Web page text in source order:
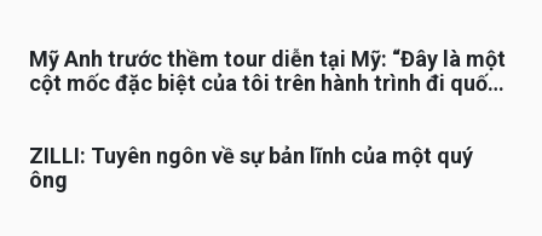
Mỹ Anh trước thềm tour diễn tại Mỹ: “Đây là một
cột mốc đặc biệt của tôi trên hành trình đi quốc
ZILLI: Tuyên ngôn về sự bản lĩnh của một quý
ông